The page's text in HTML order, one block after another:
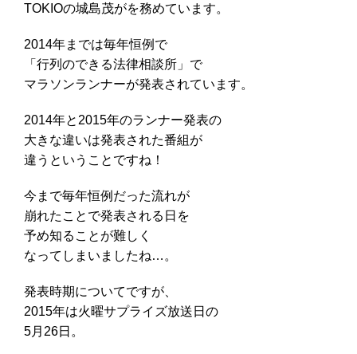
TOKIOの城島茂がを務めています。
2014年までは毎年恒例で
「行列のできる法律相談所」で
マラソンランナーが発表されています。
2014年と2015年のランナー発表の
大きな違いは発表された番組が
違うということですね！
今まで毎年恒例だった流れが
崩れたことで発表される日を
予め知ることが難しく
なってしまいましたね…。
発表時期についてですが、
2015年は火曜サプライズ放送日の
5月26日。